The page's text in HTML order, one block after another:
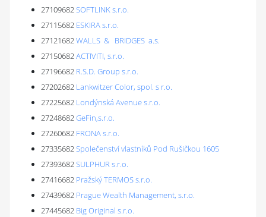
27109682SOFTLINK s.r.o.
27115682 ESKIRA s.r.o.
27121682WALLS & BRIDGES a.s.
27150682ACTIVITI, s.r.o.
27196682 R.S.D. Group s.r.o.
27202682 Lankwitzer Color, spol. s r.o.
27225682 Londýnská Avenue s.r.o.
27248682GeFin,s.r.o.
27260682 FRONA s.r.o.
27335682Společenství vlastníků Pod Rušičkou 1605
27393682SULPHUR s.r.o.
27416682 Pražský TERMOS s.r.o.
27439682 Prague Wealth Management, s.r.o.
27445682 Big Original s.r.o.